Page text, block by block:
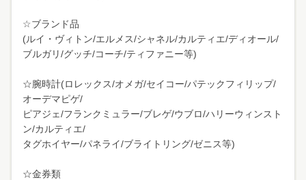
☆ブランド品
(ルイ・ヴィトン/エルメス/シャネル/カルティエ/ディオール/
ブルガリ/グッチ/コーチ/ティファニー等)
☆腕時計(ロレックス/オメガ/セイコー/パテックフィリップ/
オーデマピゲ/
ピアジェ/フランクミュラー/ブレゲ/ウブロ/ハリーウィンスト
ン/カルティエ/
タグホイヤー/パネライ/ブライトリング/ゼニス等)
☆金券類